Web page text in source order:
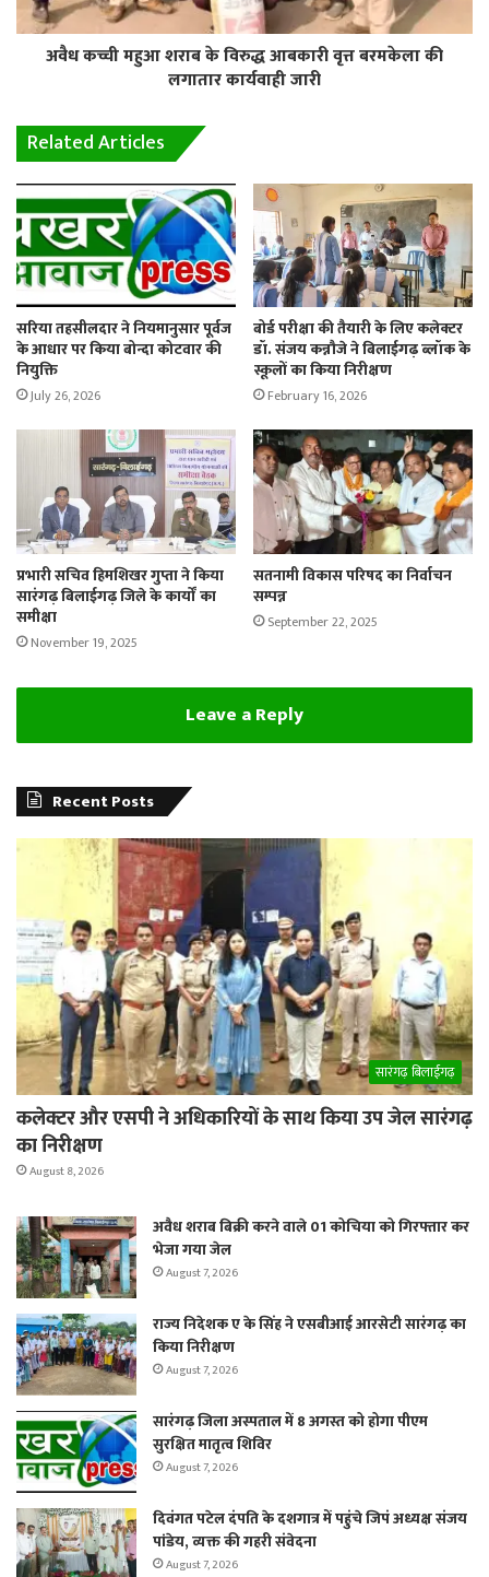
अवैध कच्ची महुआ शराब के विरुद्ध आबकारी वृत्त बरमकेला की
लगातार कार्यवाही जारी
Related Articles
सरिया तहसीलदार ने नियमानुसार पूर्वज
के आधार पर किया बोन्दा कोटवार की
नियुक्ति
July 26, 2026
बोर्ड परीक्षा की तैयारी के लिए कलेक्टर
डॉ. संजय कन्नौजे ने बिलाईगढ़ ब्लॉक के
स्कूलों का किया निरीक्षण
February 16, 2026
प्रभारी सचिव हिमशिखर गुप्ता ने किया
सारंगढ़ बिलाईगढ़ जिले के कार्यों का
समीक्षा
November 19, 2025
सतनामी विकास परिषद का निर्वाचन
सम्पन्न
September 22, 2025
Leave a Reply
Recent Posts
सारंगढ़ बिलाईगढ़
कलेक्टर और एसपी ने अधिकारियों के साथ किया उप जेल सारंगढ़
का निरीक्षण
August 8, 2026
अवैध शराब बिक्री करने वाले 01 कोचिया को गिरफ्तार कर
भेजा गया जेल
August 7, 2026
राज्य निदेशक ए के सिंह ने एसबीआई आरसेटी सारंगढ़ का
किया निरीक्षण
August 7, 2026
सारंगढ़ जिला अस्पताल में 8 अगस्त को होगा पीएम
सुरक्षित मातृत्व शिविर
August 7, 2026
दिवंगत पटेल दंपति के दशगात्र में पहुंचे जिपं अध्यक्ष संजय
पांडेय, व्यक्त की गहरी संवेदना
August 7, 2026